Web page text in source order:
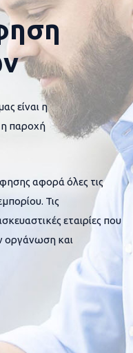
είναι η
η παροχή
αφορά όλες τις
Τις
εταιρίες που
οργάνωση και